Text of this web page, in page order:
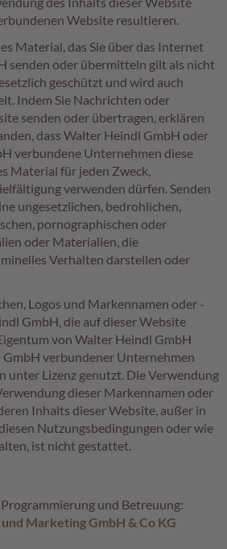
Website resultieren.
Material, das Sie über das Internet
senden oder übermitteln gilt als nicht
geschützt und wird auch
Indem Sie Nachrichten oder
senden oder übertragen, erklären
dass Walter Heindl GmbH oder
verbundene Unternehmen diese
Material für jeden Zweck,
verwenden dürfen. Senden
ungesetzlichen, bedrohlichen,
pornographischen oder
oder Materialien, die
Verhalten darstellen oder
Logos und Markennamen oder -
GmbH, die auf dieser Website
von Walter Heindl GmbH
verbundener Unternehmen
unter Lizenz genutzt. Die Verwendung
dieser Markennamen oder
Inhalts dieser Website, außer in
Nutzungsbedingungen oder wie
ist nicht gestattet.
und Betreuung:
Marketing GmbH & Co KG